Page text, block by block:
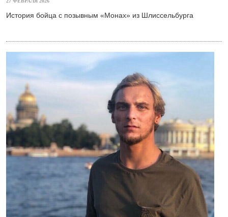
История бойца с позывным «Монах» из Шлиссельбурга